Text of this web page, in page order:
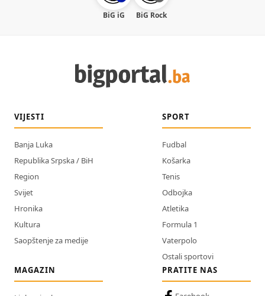
BiG iG BiG Rock
VIJESTI
Banja Luka
Republika Srpska / BiH
Region
Svijet
Hronika
Kultura
Saopštenje za medije
SPORT
Fudbal
Košarka
Tenis
Odbojka
Atletika
Formula 1
Vaterpolo
Ostali sportovi
MAGAZIN
PRATITE NAS